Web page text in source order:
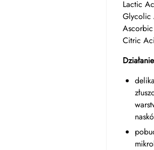
Lactic
Glycolic
Citric